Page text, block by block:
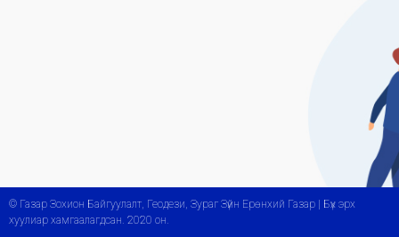
© Газар Зохион Байгуулалт, Геодези, Зураг Зүйн Ерөнхий Газар | Бүх эрх
хуулиар хамгаалагдсан. 2020 он.